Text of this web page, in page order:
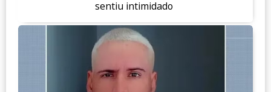
sentiu intimidado